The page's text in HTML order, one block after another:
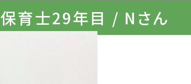
保育士29年目 / Nさん